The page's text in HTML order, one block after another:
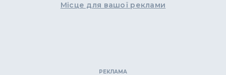
Місце для вашої реклами